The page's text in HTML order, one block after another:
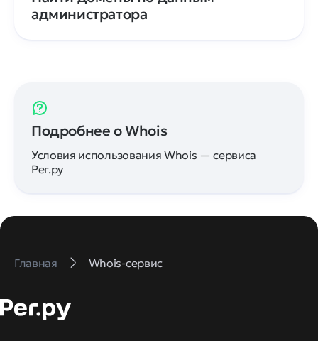
администратора
Подробнее о Whois
Условия использования Whois — сервиса
Рег.ру
Главная Whois-сервис